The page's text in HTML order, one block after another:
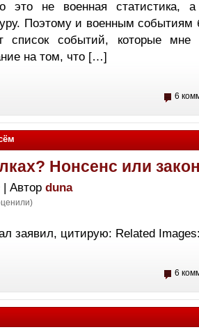
это не военная статистика,
Поэтому и военным событиям
список событий, которые мне
на том, что […]
6
Нонсенс или
| Автор duna
заявил, цитирую: Related
6